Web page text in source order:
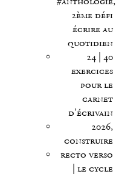
2ème défi
écrire au
quotidien
24 | 40
exercices
pour le
carnet
d’écrivain
2026,
construire
recto verso
| le cycle